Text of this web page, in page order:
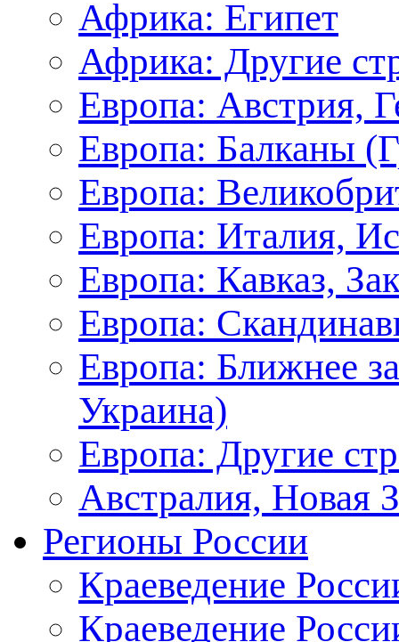
Африка: Египет
Африка: Другие
Европа: Австрия,
Европа: Балканы
Европа:
Европа: Италия,
Европа: Кавказ,
Европа:
Европа: Ближнее
Украина)
Европа: Другие
Австралия, Новая
Регионы России
Краеведение
Краеведение